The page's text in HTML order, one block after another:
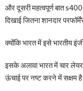
और दूसरी महत्वपूर्ण बात
दिखाई जितना शानदार
क्योंकि भारत में इसे भारतीय
इसके अलावा भारत में चार
ऊंचाई पर नष्ट करने में सक्षम है